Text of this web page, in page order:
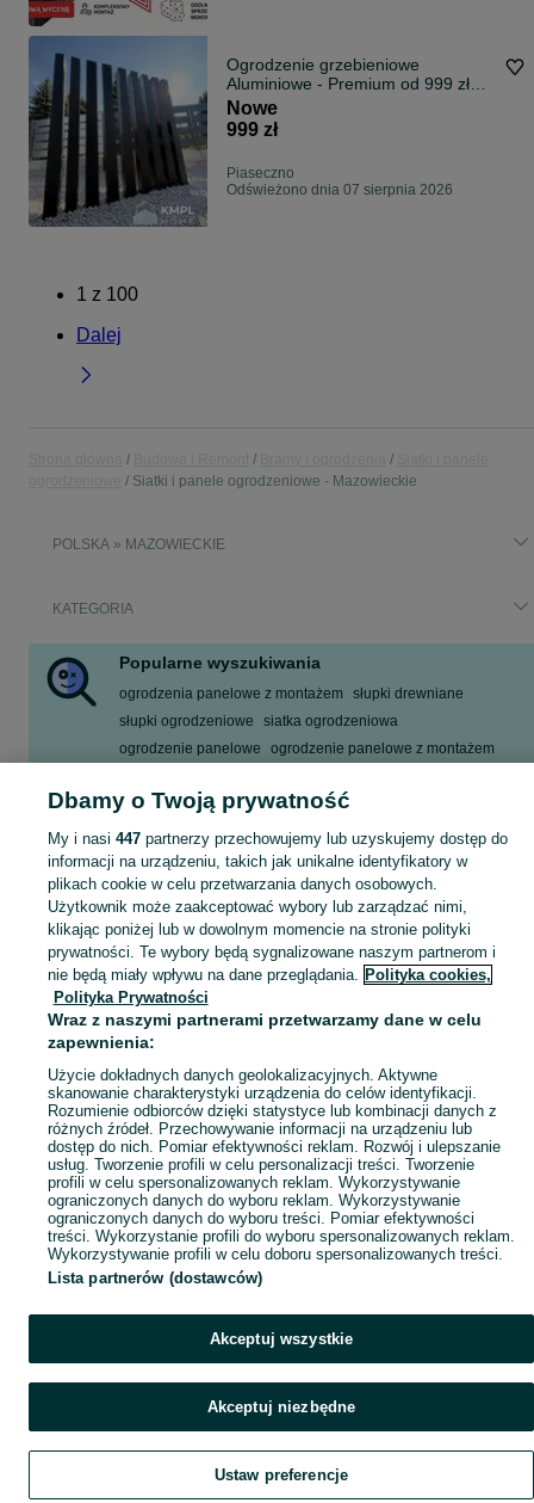
Ogrodzenie grzebieniowe
Aluminiowe - Premium od 999 zł
/mb
Nowe
999 zł
Piaseczno
Odświeżono dnia 07 sierpnia 2026
1 z 100
Dalej
Siatki i panele ogrodzeniowe - Mazowieckie
POLSKA » MAZOWIECKIE
KATEGORIA
Popularne wyszukiwania
ogrodzenia panelowe z montażem
słupki drewniane
słupki ogrodzeniowe
siatka ogrodzeniowa
ogrodzenie panelowe
ogrodzenie panelowe z montażem
Zobacz Więcej
Sprzedaż siatek i paneli ogrodzeniowych Mazowieckie ▶️ Szeroki wybór produktów ✅ Nowe i używane w atrakcyjnych cenach ✌ Sprawdź oferty na OLX.pl!
Mapa kategorii
Mapa miejscowości
Mapa ministron
Popularne wyszukiwania
Dbamy o Twoją prywatność
My i nasi 447partnerzy przechowujemy lub uzyskujemy dostęp do
informacji na urządzeniu, takich jak unikalne identyfikatory w
plikach cookie w celu przetwarzania danych osobowych.
Użytkownik może zaakceptować wybory lub zarządzać nimi,
klikając poniżej lub w dowolnym momencie na stronie polityki
prywatności. Te wybory będą sygnalizowane naszym partnerom i
nie będą miały wpływu na dane przeglądania. Polityka cookies,
Polityka Prywatności
Wraz z naszymi partnerami przetwarzamy dane w celu
zapewnienia:
Użycie dokładnych danych geolokalizacyjnych. Aktywne
skanowanie charakterystyki urządzenia do celów identyfikacji.
Rozumienie odbiorców dzięki statystyce lub kombinacji danych z
różnych źródeł. Przechowywanie informacji na urządzeniu lub
dostęp do nich. Pomiar efektywności reklam. Rozwój i ulepszanie
usług. Tworzenie profili w celu personalizacji treści. Tworzenie
profili w celu spersonalizowanych reklam. Wykorzystywanie
ograniczonych danych do wyboru reklam. Wykorzystywanie
ograniczonych danych do wyboru treści. Pomiar efektywności
treści. Wykorzystanie profili do wyboru spersonalizowanych reklam.
Wykorzystywanie profili w celu doboru spersonalizowanych treści.
Lista partnerów (dostawców)
Akceptuj wszystkie
Akceptuj niezbędne
Ustaw preferencje